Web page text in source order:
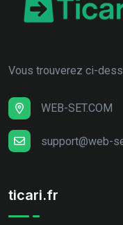
Vous trouverez ci-
WEB-SET.COM
support@web-
ticari.fr